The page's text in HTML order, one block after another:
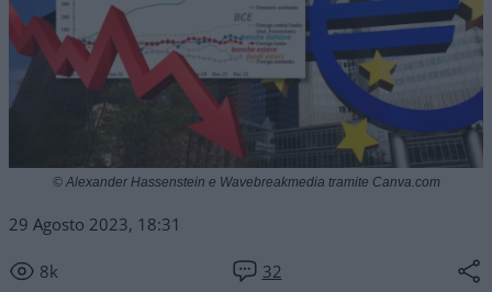
29 Agosto 2023, 18:31
8k 32
© Alexander Hassenstein e Wavebreakmedia tramite Canva.com